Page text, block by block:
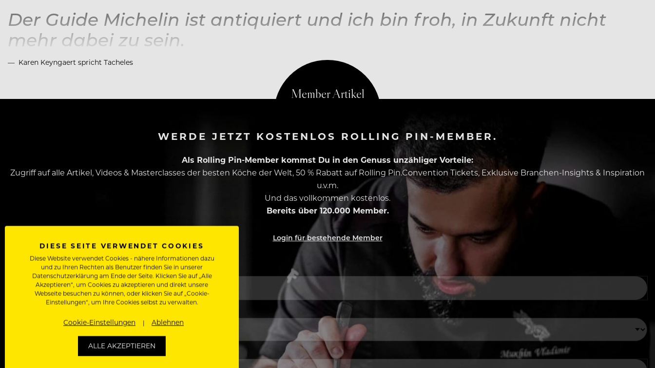
Der Guide Michelin ist antiquiert und ich bin froh, in Zukunft nicht
mehr dabei zu sein.
Karen Keyngaert spricht Tacheles
WERDE JETZT KOSTENLOS ROLLING PIN-MEMBER.
Als Rolling Pin-Member kommst Du in den Genuss unzähliger Vorteile:
Zugriff auf alle Artikel, Videos & Masterclasses der besten Köche der Welt, 50 % Rabatt auf Rolling Pin.Convention Tickets, Exklusive Branchen-Insights & Inspiration
u.v.m.
Und das vollkommen kostenlos.
Bereits über 120.000 Member.
Login für bestehende Member
Dein Vorname
Deine E-Mail Adresse
DIESE SEITE VERWENDET COOKIES
Diese Website verwendet Cookies - nähere Informationen dazu
und zu Ihren Rechten als Benutzer finden Sie in unserer
Datenschutzerklärung am Ende der Seite. Klicken Sie auf „Alle
Akzeptieren“, um Cookies zu akzeptieren und direkt unsere
Webseite besuchen zu können, oder klicken Sie auf „Cookie-
Einstellungen“, um Ihre Cookies selbst zu verwalten.
Cookie-Einstellungen Ablehnen
ALLE AKZEPTIEREN